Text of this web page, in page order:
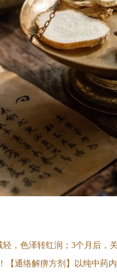
，色泽转红润；3个月后，
【通络解痹方剂】以纯中药